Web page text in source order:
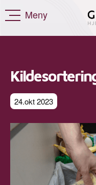
Meny
24.okt 2023